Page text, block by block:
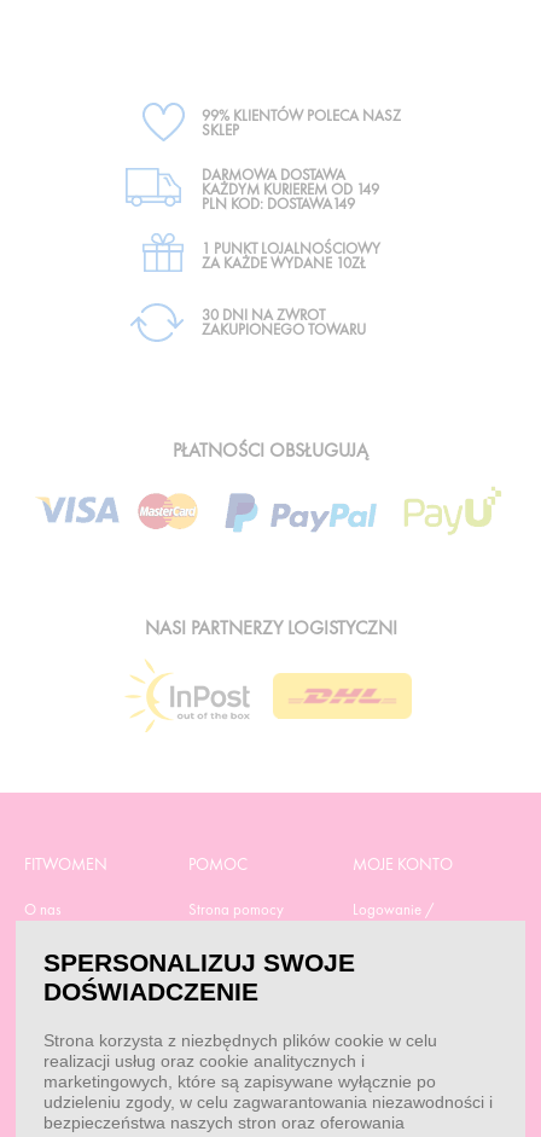
99% KLIENTÓW POLECA NASZ
SKLEP
DARMOWA DOSTAWA
KAŻDYM KURIEREM OD 149
PLN KOD: DOSTAWA149
1 PUNKT LOJALNOŚCIOWY
ZA KAŻDE WYDANE 10ZŁ
30 DNI NA ZWROT
ZAKUPIONEGO TOWARU
PŁATNOŚCI OBSŁUGUJĄ
NASI PARTNERZY LOGISTYCZNI
FITWOMEN
O nas
RODO
Obowiązek
Dane do przelewu
Przepisy
Blog
POMOC
Strona pomocy
Regulamin zakupów
Aktualne promocje
Odstąp od umowy tutaj
Dobór suplementacji
Kontakt
MOJE KONTO
Logowanie /
Moje zamówienia
SPERSONALIZUJ SWOJE
DOŚWIADCZENIE
Strona korzysta z niezbędnych plików cookie w celu
realizacji usług oraz cookie analitycznych i
marketingowych, które są zapisywane wyłącznie po
udzieleniu zgody, w celu zagwarantowania niezawodności i
bezpieczeństwa naszych stron oraz oferowania